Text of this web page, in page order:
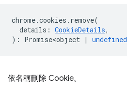
chrome.cookies . remove(
details : CookieDetails,
) : Promise<object | undefined
依名稱刪除 Cookie。